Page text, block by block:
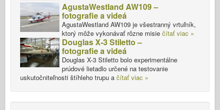
AgustaWestland AW109 –
fotografie a videá
AgustaWestland AW109 je všestranný vrtuľník,
ktorý môže vykonávať rôzne misie čítať viac »
Douglas X-3 Stiletto –
fotografie a videá
Douglas X-3 Stiletto bolo experimentálne
prúdové lietadlo určené na testovanie
uskutočniteľnosti štíhleho trupu a čítať viac »